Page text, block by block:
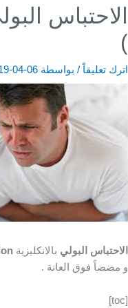
)
اترك تعليقاً / بواسطة 04-06
الاحتباس البولي بالانكليزية
و مضضاً فوق العانة .
[toc]